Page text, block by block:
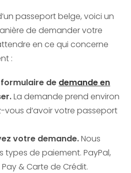
passeport belge, voici un
de demander votre
en ce qui concerne
:
de demande en
La demande prend environ
vous d’avoir votre passeport
votre demande.Nous
de paiement. PayPal,
& Carte de Crédit.